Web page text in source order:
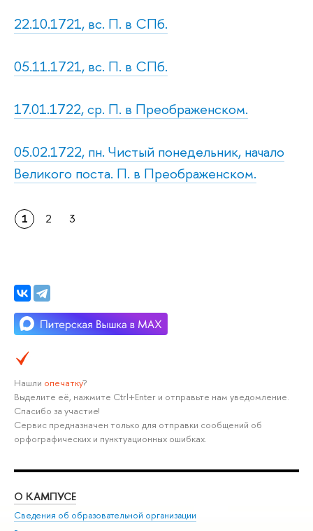
22.10.1721, вс. П. в СПб.
05.11.1721, вс. П. в СПб.
17.01.1722, ср. П. в Преображенском.
05.02.1722, пн. Чистый понедельник, начало
Великого поста. П. в Преображенском.
1 2 3
Нашли опечатку?
Выделите её, нажмите Ctrl+Enter и отправьте нам уведомление.
Спасибо за участие!
Сервис предназначен только для отправки сообщений об
орфографических и пунктуационных ошибках.
О КАМПУСЕ
Сведения об образовательной организации